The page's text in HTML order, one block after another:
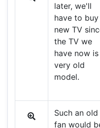
later, we'll
have to buy
new TV
the TV we
have now is
very old
model.
Such an old
fan would